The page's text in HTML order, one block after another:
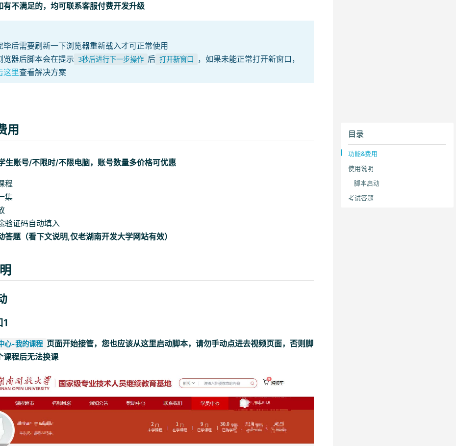
有不满足的，均可联系客服付费开发升级
毕后需要刷新一下浏览器重新载入才可正常使用
览器后脚本会在提示
3秒后进行下一步操作 后 打开新窗口
，如果未能正常打开新窗口，
这里查看解决方案
目录
功能&费用
使用说明
脚本启动
考试答题
用
生账号/不限时/不限电脑，账号数量多价格可优惠
程
集
验证码自动填入
答题（看下文说明,仅老湖南开发大学网站有效）
1
心-我的课程 页面开始接管，您也应该从这里启动脚本，请勿手动点进去视频页面，否则脚
课程后无法换课